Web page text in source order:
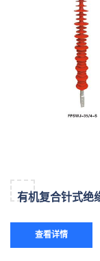
有机复合针式绝
查看详情